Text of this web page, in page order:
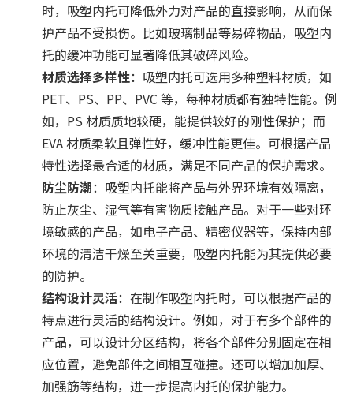
时，吸塑内托可降低外力对产品的直接影响，从而保
护产品不受损伤。比如玻璃制品等易碎物品，吸塑内
托的缓冲功能可显著降低其破碎风险。
材质选择多样性：吸塑内托可选用多种塑料材质，如
PET、PS、PP、PVC 等，每种材质都有独特性能。例
如，PS 材质质地较硬，能提供较好的刚性保护；而
EVA 材质柔软且弹性好，缓冲性能更佳。可根据产品
特性选择最合适的材质，满足不同产品的保护需求。
防尘防潮：吸塑内托能将产品与外界环境有效隔离，
防止灰尘、湿气等有害物质接触产品。对于一些对环
境敏感的产品，如电子产品、精密仪器等，保持内部
环境的清洁干燥至关重要，吸塑内托能为其提供必要
的防护。
结构设计灵活：在制作吸塑内托时，可以根据产品的
特点进行灵活的结构设计。例如，对于有多个部件的
产品，可以设计分区结构，将各个部件分别固定在相
应位置，避免部件之间相互碰撞。还可以增加加厚、
加强筋等结构，进一步提高内托的保护能力。